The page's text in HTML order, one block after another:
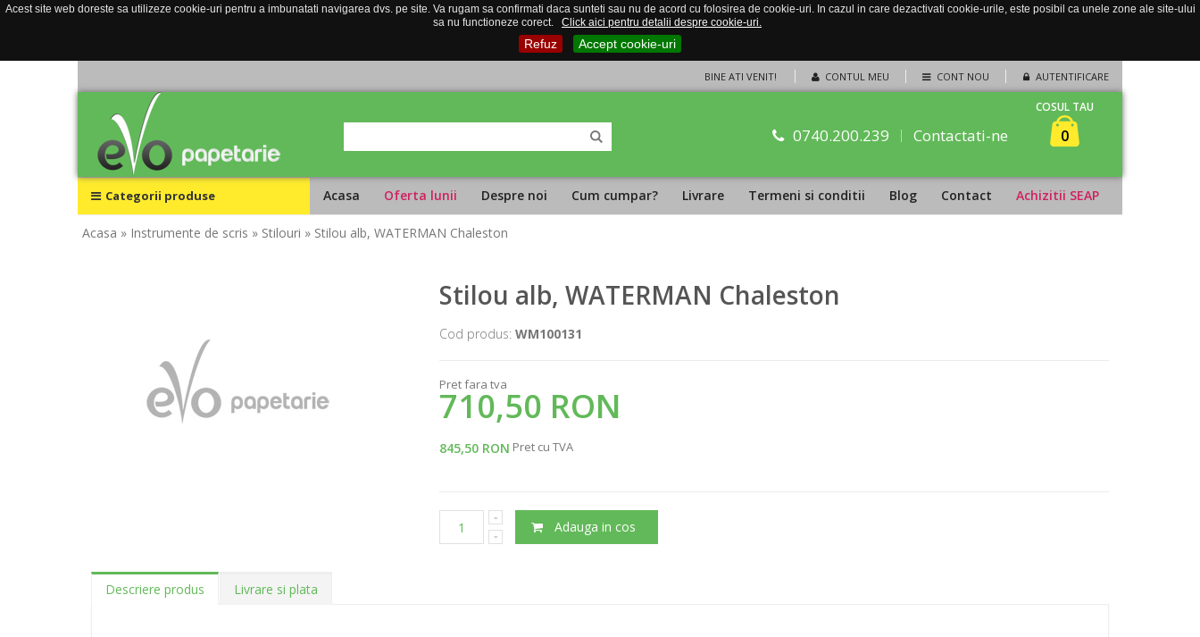
Acest site web doreste sa utilizeze cookie-uri pentru a imbunatati navigarea dvs. pe site. Va rugam sa confirmati daca sunteti sau nu de acord cu folosirea de cookie-uri. In cazul in care dezactivati cookie-urile, este posibil ca unele zone ale site-ului
sa nu functioneze corect.
Click aici pentru detalii despre cookie-uri.
Refuz Accept cookie-uri
CONTUL MEU CONT NOU AUTENTIFICARE
BINE ATI VENIT!
0740.200.239 Contactati-ne
COSUL TAU
0
Categorii produse Acasa Oferta lunii Despre noi Cum cumpar? Livrare Termeni si conditii Blog Contact Achizitii SEAP
Acasa » Instrumente de scris » Stilouri » Stilou alb, WATERMAN Chaleston
Stilou alb, WATERMAN Chaleston
Cod produs: WM100131
Pret fara tva
710,50 RON
845,50 RON Pret cu TVA
Adauga in cos
Descriere produs Livrare si plata